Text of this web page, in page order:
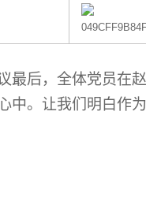
最后，全体党员在
中。让我们明白作
审